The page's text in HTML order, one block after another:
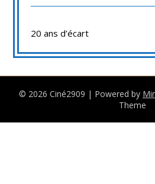
20 ans d’écart
© 2026 Ciné2909 | Powered by
Theme